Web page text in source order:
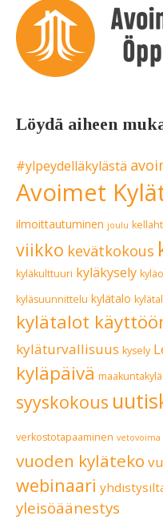
Löydä aiheen
#ylpeydelläkylästä
Avoimet
ilmoittautuminen joulu
viikko kevätkokous
kyläkulttuuri kyläkysely
kyläsuunnittelu kylätalo
kylätalot
kyläturvallisuus kysely
kyläpäivä maakuntakylä
syyskokous
verkostotapaaminen vetovoima
vuoden kyläteko
webinaari
yleisöäänestys